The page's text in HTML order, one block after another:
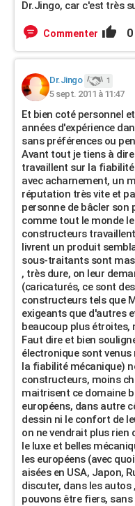
Dr.Jingo, car c'est très
Commenter 0
Dr.Jingo 1
5 sept. 2011 à 11:47
Et bien coté personnel
années d'expérience
sans préférences ou
Avant tout je tiens à
travaillent sur la
avec acharnement, un
réputation très vite et
personne de bâcler
comme tout le monde
constructeurs
livrent un produit
sous-traitants sont
, très dure, on leur
(caricaturés, ce sont
constructeurs tels que
exigeants que d'autres
beaucoup plus étroites,
Faut dire et bien
électronique sont venus
la fiabilité mécanique)
constructeurs, moins
maitrisent ce domaine
européens, dans autre
dessin ni le confort de
on ne vendrait plus rien
le luxe et belles
les européens (avec
aisées en USA, Japon,
discuter, dans les
pouvons être fiers,